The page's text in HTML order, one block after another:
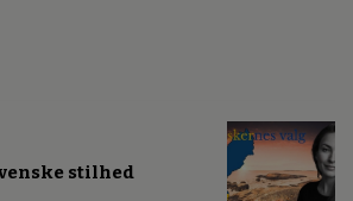
stilhed